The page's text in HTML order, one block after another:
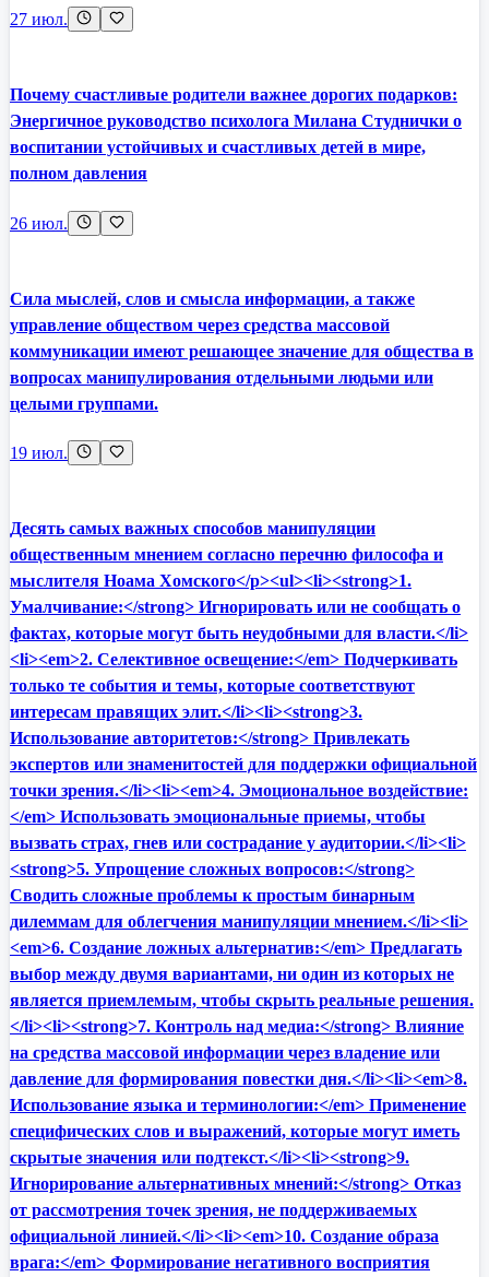
27 июл.
Почему счастливые родители важнее дорогих подарков:
Энергичное руководство психолога Милана Студнички о
воспитании устойчивых и счастливых детей в мире,
полном давления
26 июл.
Сила мыслей, слов и смысла информации, а также
управление обществом через средства массовой
коммуникации имеют решающее значение для общества в
вопросах манипулирования отдельными людьми или
целыми группами.
19 июл.
Десять самых важных способов манипуляции
общественным мнением согласно перечню философа и
мыслителя Ноама Хомского</p><ul><li><strong>1.
Умалчивание:</strong> Игнорировать или не сообщать о
фактах, которые могут быть неудобными для власти.</li>
<li><em>2. Селективное освещение:</em> Подчеркивать
только те события и темы, которые соответствуют
интересам правящих элит.</li><li><strong>3.
Использование авторитетов:</strong> Привлекать
экспертов или знаменитостей для поддержки официальной
точки зрения.</li><li><em>4. Эмоциональное воздействие:
</em> Использовать эмоциональные приемы, чтобы
вызвать страх, гнев или сострадание у аудитории.</li><li>
<strong>5. Упрощение сложных вопросов:</strong>
Сводить сложные проблемы к простым бинарным
дилеммам для облегчения манипуляции мнением.</li><li>
<em>6. Создание ложных альтернатив:</em> Предлагать
выбор между двумя вариантами, ни один из которых не
является приемлемым, чтобы скрыть реальные решения.
</li><li><strong>7. Контроль над медиа:</strong> Влияние
на средства массовой информации через владение или
давление для формирования повестки дня.</li><li><em>8.
Использование языка и терминологии:</em> Применение
специфических слов и выражений, которые могут иметь
скрытые значения или подтекст.</li><li><strong>9.
Игнорирование альтернативных мнений:</strong> Отказ
от рассмотрения точек зрения, не поддерживаемых
официальной линией.</li><li><em>10. Создание образа
врага:</em> Формирование негативного восприятия